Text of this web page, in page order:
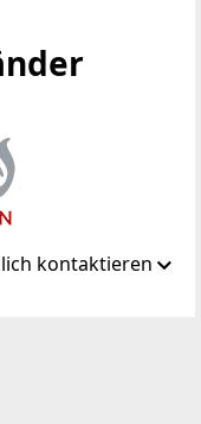
kontaktieren